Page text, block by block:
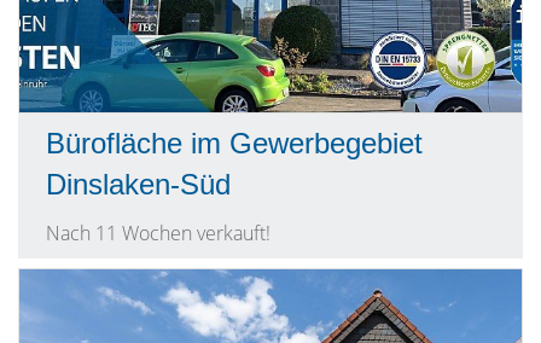
Bürofläche im Gewerbegebiet
Dinslaken-Süd
Nach 11 Wochen verkauft!